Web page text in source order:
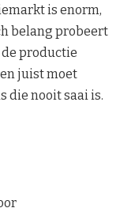
is enorm,
belang probeert
productie
juist moet
die nooit saai is.